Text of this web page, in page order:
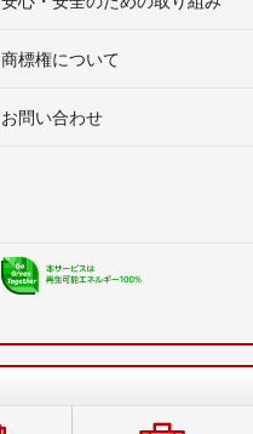
商標権について
お問い合わせ